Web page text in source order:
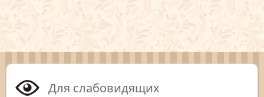
Для слабовидящих